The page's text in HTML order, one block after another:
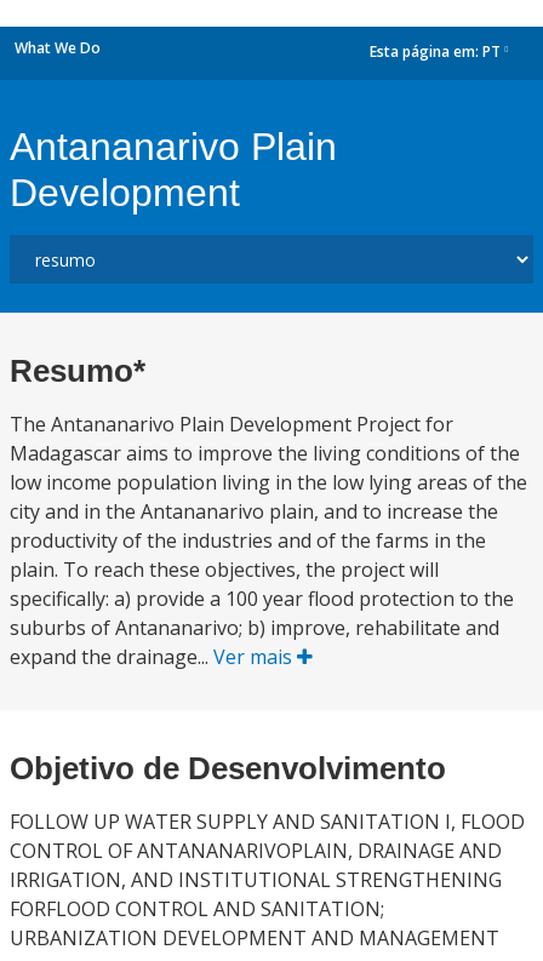
What We Do Esta página em: PT
Antananarivo Plain
Development
Resumo*
The Antananarivo Plain Development Project for
Madagascar aims to improve the living conditions of the
low income population living in the low lying areas of the
city and in the Antananarivo plain, and to increase the
productivity of the industries and of the farms in the
plain. To reach these objectives, the project will
specifically: a) provide a 100 year flood protection to the
suburbs of Antananarivo; b) improve, rehabilitate and
expand the drainage... Ver mais
Objetivo de Desenvolvimento
FOLLOW UP WATER SUPPLY AND SANITATION I, FLOOD
CONTROL OF ANTANANARIVOPLAIN, DRAINAGE AND
IRRIGATION, AND INSTITUTIONAL STRENGTHENING
FORFLOOD CONTROL AND SANITATION;
URBANIZATION DEVELOPMENT AND MANAGEMENT